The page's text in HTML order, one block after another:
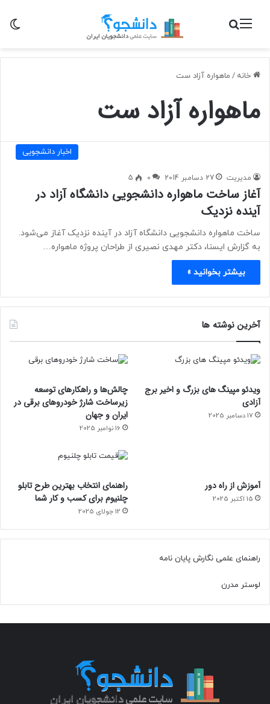
منو جستجو برای
خانه / ماهواره آزاد ست
ماهواره آزاد ست
اخبار دانشجویی
مدیریت 27 دسامبر 2014 0
5
آغاز ساخت ماهواره دانشجویی دانشگاه آزاد در
آینده نزدیک
ساخت ماهواره دانشجویی دانشگاه آزاد در آینده نزدیک آغاز می‌شود.
به گزارش ایسنا، دکتر مهدی نصیری از طراحان پروژه ماهواره…
بیشتر بخوانید »
آخرین نوشته ها
ویدئو مپینگ های بزرگ و اخیر برج
آزادی
17 دسامبر 2025
چالش‌ها و راهکارهای توسعه
زیرساخت شارژ خودروهای برقی در
ایران و جهان
16 نوامبر 2025
آموزش از راه دور
15 اکتبر 2025
راهنمای انتخاب بهترین طرح تابلو
چلنیوم برای کسب و کار شما
12 جولای 2025
راهنمای علمی نگارش پایان نامه
لوستر مدرن